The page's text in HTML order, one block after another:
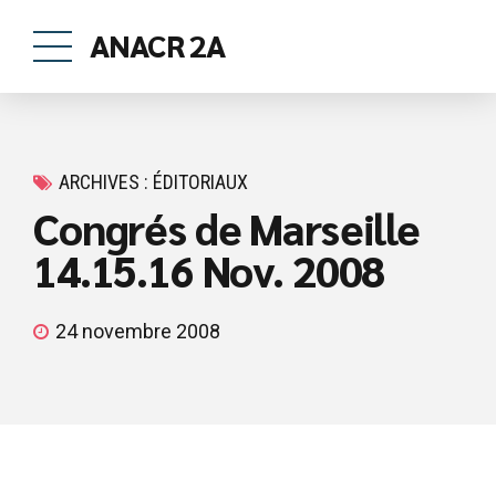
ANACR 2A
ARCHIVES : ÉDITORIAUX
Congrés de Marseille
14.15.16 Nov. 2008
24 novembre 2008